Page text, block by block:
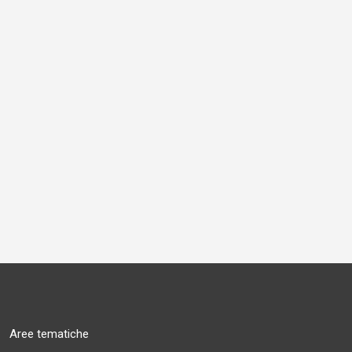
Aree tematiche